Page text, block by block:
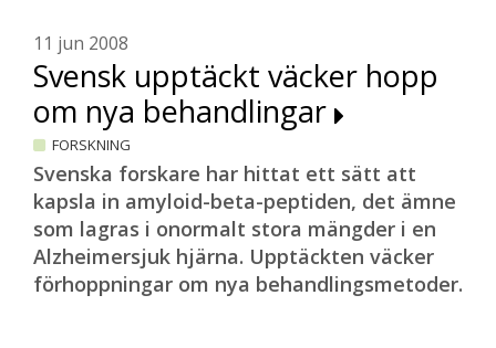
11 jun 2008
Svensk upptäckt väcker hopp
om nya behandlingar
FORSKNING
Svenska forskare har hittat ett sätt att
kapsla in amyloid-beta-peptiden, det ämne
som lagras i onormalt stora mängder i en
Alzheimersjuk hjärna. Upptäckten väcker
förhoppningar om nya behandlingsmetoder.